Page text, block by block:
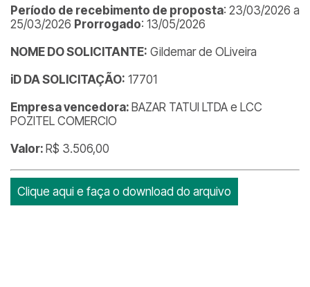
Período de recebimento de proposta: 23/03/2026 a
25/03/2026 Prorrogado: 13/05/2026
NOME DO SOLICITANTE: Gildemar de OLiveira
iD DA SOLICITAÇÃO: 17701
Empresa vencedora: BAZAR TATUI LTDA e LCC
POZITEL COMERCIO
Valor: R$ 3.506,00
Clique aqui e faça o download do arquivo